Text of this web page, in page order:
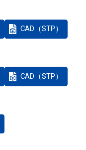
CAD（STP）
CAD（STP）